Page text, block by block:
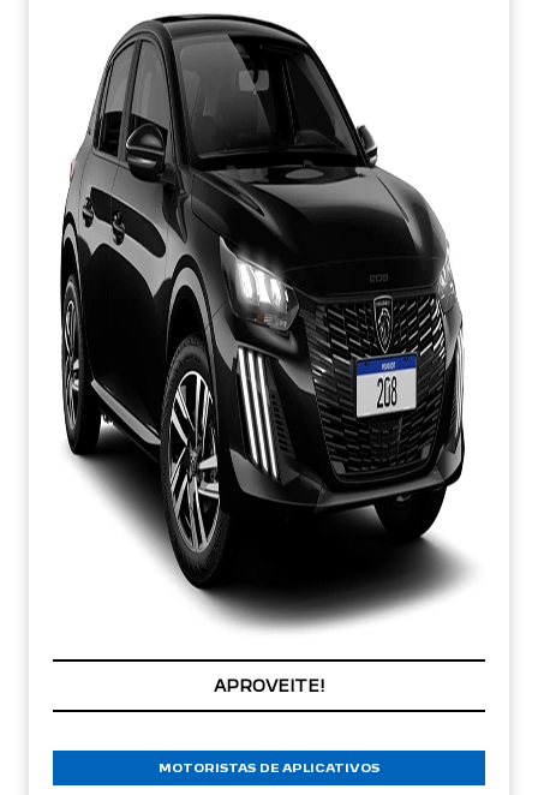
PREÇOS REDUZIDOS
MOTORISTAS DE APLICATIVOS